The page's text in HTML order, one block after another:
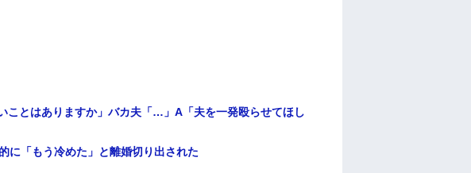
ことはありますか」バカ夫「…」A「夫を一発殴らせてほし
に「もう冷めた」と離婚切り出された